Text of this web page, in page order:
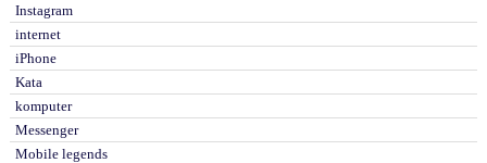
Instagram
internet
iPhone
Kata
komputer
Messenger
Mobile legends